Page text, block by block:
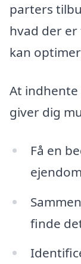
parters
hvad der
kan
At
giver dig
Få en
finde